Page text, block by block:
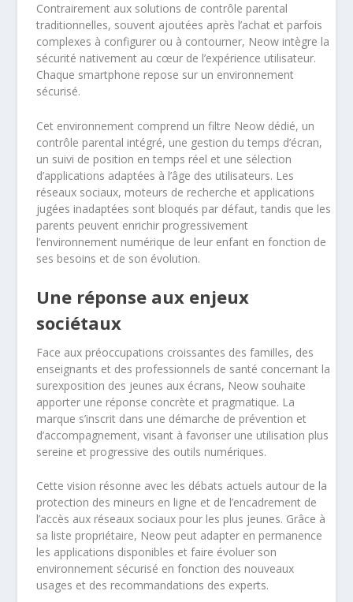
Contrairement aux solutions de contrôle parental
traditionnelles, souvent ajoutées après l’achat et parfois
complexes à configurer ou à contourner, Neow intègre la
sécurité nativement au cœur de l’expérience utilisateur.
Chaque smartphone repose sur un environnement
sécurisé.
Cet environnement comprend un filtre Neow dédié, un
contrôle parental intégré, une gestion du temps d’écran,
un suivi de position en temps réel et une sélection
d’applications adaptées à l’âge des utilisateurs. Les
réseaux sociaux, moteurs de recherche et applications
jugées inadaptées sont bloqués par défaut, tandis que les
parents peuvent enrichir progressivement
l’environnement numérique de leur enfant en fonction de
ses besoins et de son évolution.
Une réponse aux enjeux
sociétaux
Face aux préoccupations croissantes des familles, des
enseignants et des professionnels de santé concernant la
surexposition des jeunes aux écrans, Neow souhaite
apporter une réponse concrète et pragmatique. La
marque s’inscrit dans une démarche de prévention et
d’accompagnement, visant à favoriser une utilisation plus
sereine et progressive des outils numériques.
Cette vision résonne avec les débats actuels autour de la
protection des mineurs en ligne et de l’encadrement de
l’accès aux réseaux sociaux pour les plus jeunes. Grâce à
sa liste propriétaire, Neow peut adapter en permanence
les applications disponibles et faire évoluer son
environnement sécurisé en fonction des nouveaux
usages et des recommandations des experts.